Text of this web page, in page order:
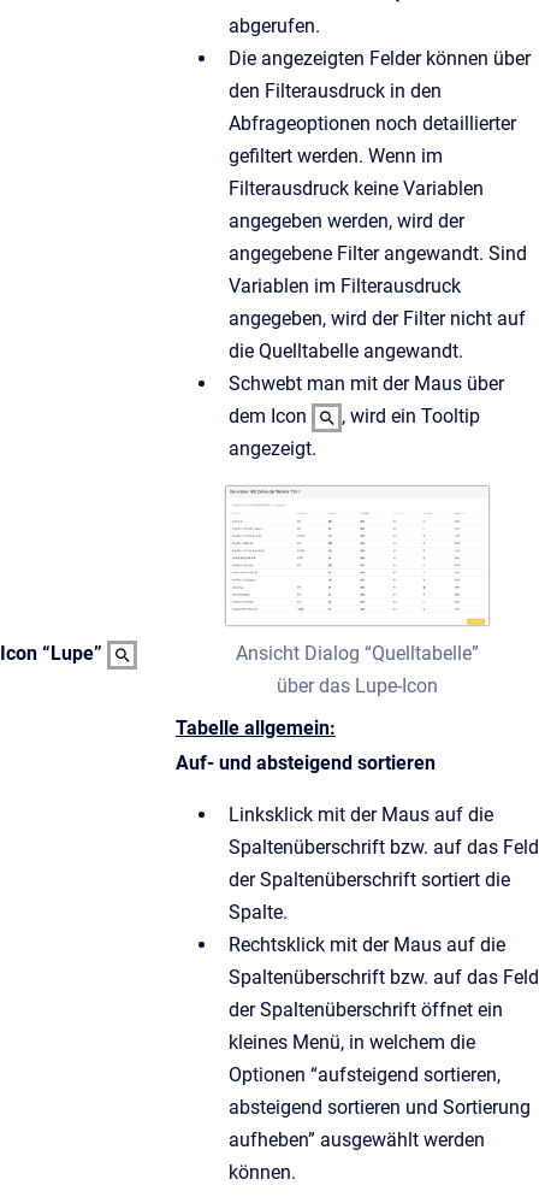
Icon “Lupe”
abgerufen.
Die angezeigten Felder können über
den Filterausdruck in den
Abfrageoptionen noch detaillierter
gefiltert werden. Wenn im
Filterausdruck keine Variablen
angegeben werden, wird der
angegebene Filter angewandt. Sind
Variablen im Filterausdruck
angegeben, wird der Filter nicht auf
die Quelltabelle angewandt.
Schwebt man mit der Maus über
dem Icon
, wird ein Tooltip
angezeigt.
Ansicht Dialog “Quelltabelle”
über das Lupe-Icon
Tabelle allgemein:
Auf- und absteigend sortieren
Linksklick mit der Maus auf die
Spaltenüberschrift bzw. auf das Feld
der Spaltenüberschrift sortiert die
Spalte.
Rechtsklick mit der Maus auf die
Spaltenüberschrift bzw. auf das Feld
der Spaltenüberschrift öffnet ein
kleines Menü, in welchem die
Optionen “aufsteigend sortieren,
absteigend sortieren und Sortierung
aufheben” ausgewählt werden
können.